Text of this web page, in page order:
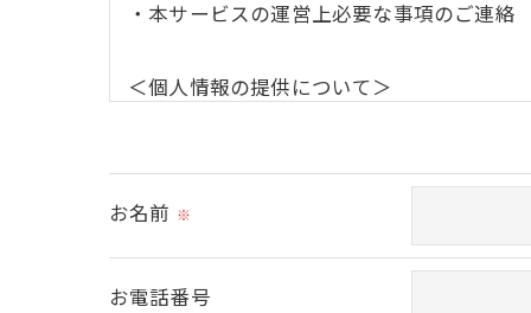
・本サービスの運営上必要な事項のご連絡
＜個人情報の提供について＞
当社では、利用目的の達成に必要な範囲
お名前 ※
お電話番号